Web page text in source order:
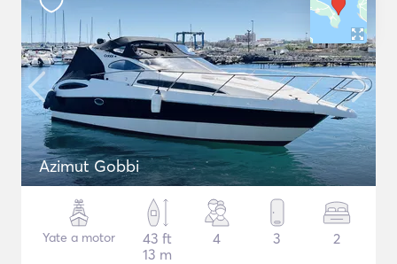
Azimut Gobbi
Yate a motor
43 ft
13 m
4 3 2